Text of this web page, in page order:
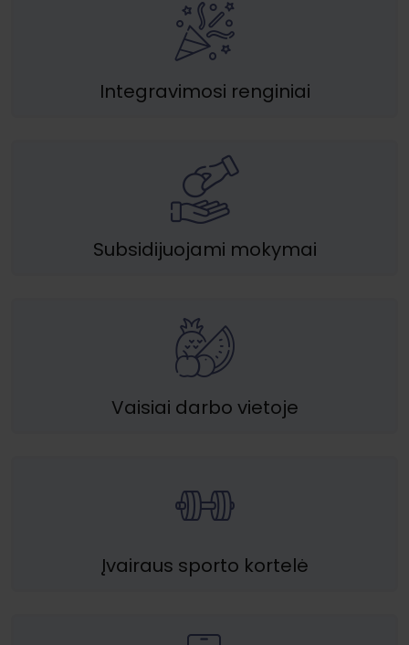
Integravimosi renginiai
Subsidijuojami mokymai
Vaisiai darbo vietoje
Įvairaus sporto kortelė